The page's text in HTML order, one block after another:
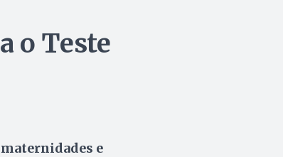
o Teste
e